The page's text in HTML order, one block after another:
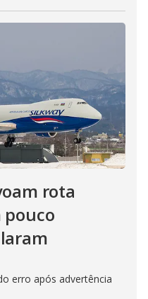
rota
erro após advertência